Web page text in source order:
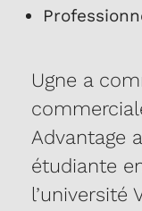
Ugne a
Advantage
étudiante
l’université